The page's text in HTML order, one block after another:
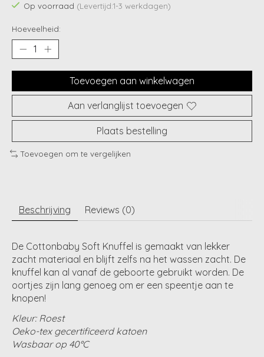
Op voorraad (Levertijd:1-3 werkdagen)
Hoeveelheid:
Toevoegen aan winkelwagen
Aan verlanglijst toevoegen
Plaats bestelling
Toevoegen om te vergelijken
Beschrijving Reviews (0)
De Cottonbaby Soft Knuffel is gemaakt van lekker
zacht materiaal en blijft zelfs na het wassen zacht. De
knuffel kan al vanaf de geboorte gebruikt worden. De
oortjes zijn lang genoeg om er een speentje aan te
knopen!
Kleur: Roest
Oeko-tex gecertificeerd katoen
Wasbaar op 40°C